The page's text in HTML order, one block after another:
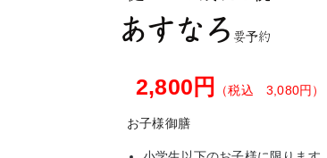
あすなろ 要予約
2,800円 （税込 3,080円）
お子様御膳